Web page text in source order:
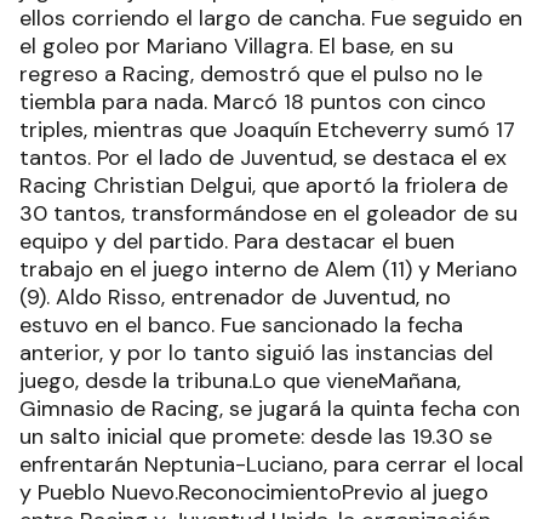
ellos corriendo el largo de cancha. Fue seguido en
el goleo por Mariano Villagra. El base, en su
regreso a Racing, demostró que el pulso no le
tiembla para nada. Marcó 18 puntos con cinco
triples, mientras que Joaquín Etcheverry sumó 17
tantos. Por el lado de Juventud, se destaca el ex
Racing Christian Delgui, que aportó la friolera de
30 tantos, transformándose en el goleador de su
equipo y del partido. Para destacar el buen
trabajo en el juego interno de Alem (11) y Meriano
(9). Aldo Risso, entrenador de Juventud, no
estuvo en el banco. Fue sancionado la fecha
anterior, y por lo tanto siguió las instancias del
juego, desde la tribuna.Lo que vieneMañana,
Gimnasio de Racing, se jugará la quinta fecha con
un salto inicial que promete: desde las 19.30 se
enfrentarán Neptunia-Luciano, para cerrar el local
y Pueblo Nuevo.ReconocimientoPrevio al juego